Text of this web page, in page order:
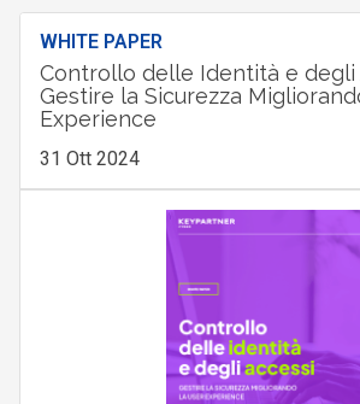
WHITE PAPER
Controllo delle Identità e degli
Gestire la Sicurezza
Experience
31 Ott 2024